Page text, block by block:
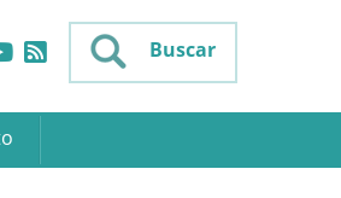
Buscar